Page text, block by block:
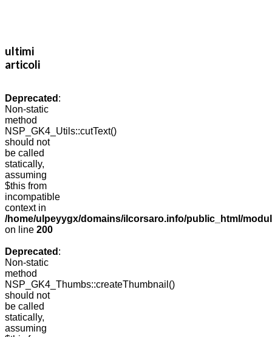
ultimi
articoli
Deprecated :
Non-static
method
NSP_GK4_Utils::cutText()
should not
be called
statically,
assuming
$this from
incompatible
context in
/home/ulpeyygx/domains/ilcorsaro.info/public_html/
on line 200
Deprecated :
Non-static
method
NSP_GK4_Thumbs::createThumbnail()
should not
be called
statically,
assuming